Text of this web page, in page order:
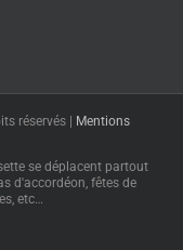
réservés |
Mentions
se déplacent partout
d'accordéon, fêtes de
etc…